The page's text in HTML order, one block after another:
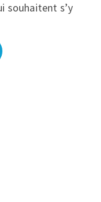
souhaitent s’y